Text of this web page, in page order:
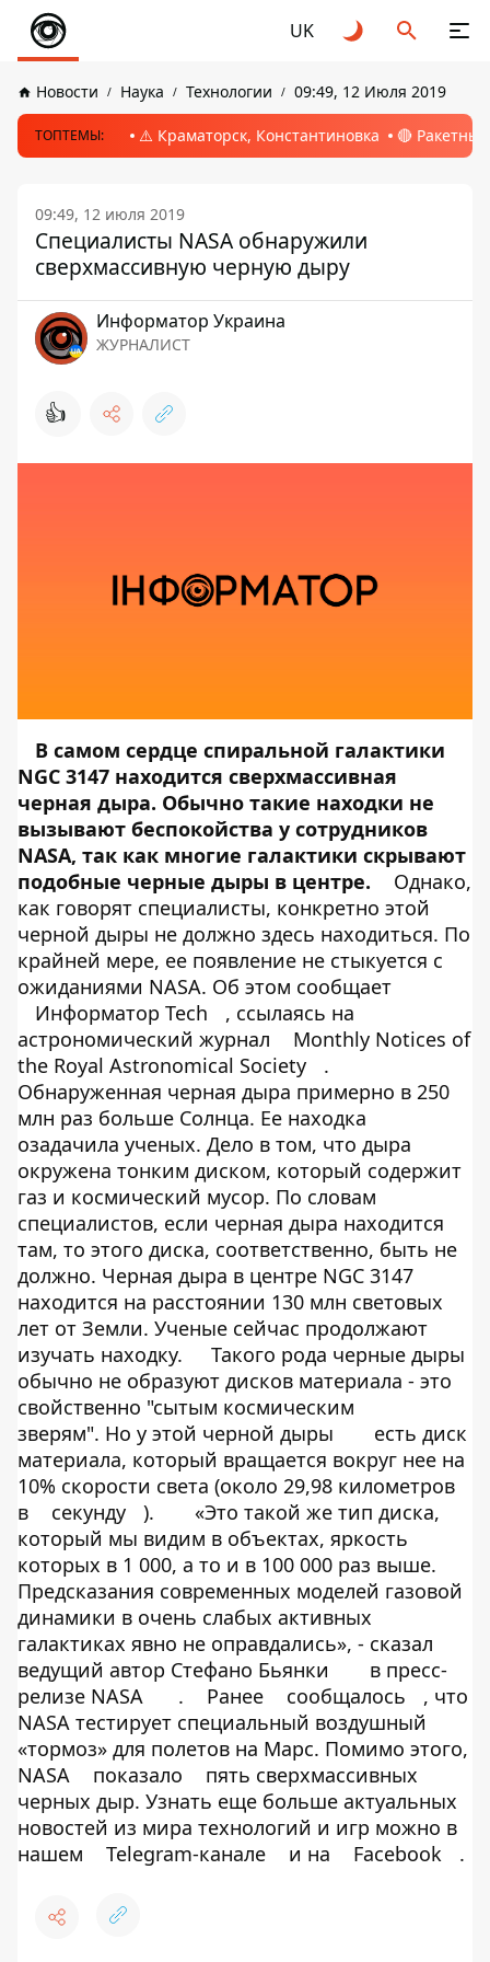
UK
Новости Наука Технологии 09:49, 12 Июля 2019
ТОПТЕМЫ: ⚠️ Краматорск, Константиновка 🔴
09:49, 12 июля 2019
Специалисты NASA обнаружили
сверхмассивную черную дыру
Информатор Украина
ЖУРНАЛИСТ
👍
В самом сердце спиральной галактики
NGC 3147 находится сверхмассивная
черная дыра. Обычно такие находки не
вызывают беспокойства у сотрудников
NASA, так как многие галактики скрывают
подобные черные дыры в центре.
Однако,
как говорят специалисты, конкретно этой
черной дыры не должно здесь находиться. По
крайней мере, ее появление не стыкуется с
ожиданиями NASA. Об этом сообщает
Информатор Tech
, ссылаясь на
астрономический журнал
Monthly Notices of
the Royal Astronomical Society
.
Обнаруженная черная дыра примерно в 250
млн раз больше Солнца. Ее находка
озадачила ученых. Дело в том, что дыра
окружена тонким диском, который содержит
газ и космический мусор. По словам
специалистов, если черная дыра находится
там, то этого диска, соответственно, быть не
должно. Черная дыра в центре NGC 3147
находится на расстоянии 130 млн световых
лет от Земли. Ученые сейчас продолжают
изучать находку.
Такого рода черные дыры
обычно не образуют дисков материала - это
свойственно "сытым космическим
зверям". Но у этой черной дыры
есть диск
материала, который вращается вокруг нее на
10% скорости света (около 29,98 километров
в
секунду ).
«Это такой же тип диска,
который мы видим в объектах, яркость
которых в 1 000, а то и в 100 000 раз выше.
Предсказания современных моделей газовой
динамики в очень слабых активных
галактиках явно не оправдались», - сказал
ведущий автор Стефано Бьянки
в пресс-
релизе NASA
. Ранее сообщалось
, что
NASA тестирует специальный воздушный
«тормоз» для полетов на Марс. Помимо этого,
NASA
показало
пять сверхмассивных
черных дыр. Узнать еще больше актуальных
новостей из мира технологий и игр можно в
нашем
Telegram-канале и на Facebook .